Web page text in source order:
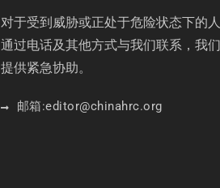
对于受到威胁或正处于危险状态下的
通过电话及其他方式与我们联系，我
提供紧急协助。
邮箱:editor@chinahrc.org